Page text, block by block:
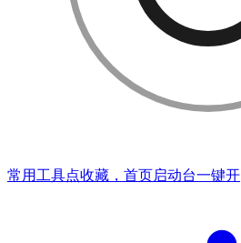
常用工具点收藏，首页启动台一键开